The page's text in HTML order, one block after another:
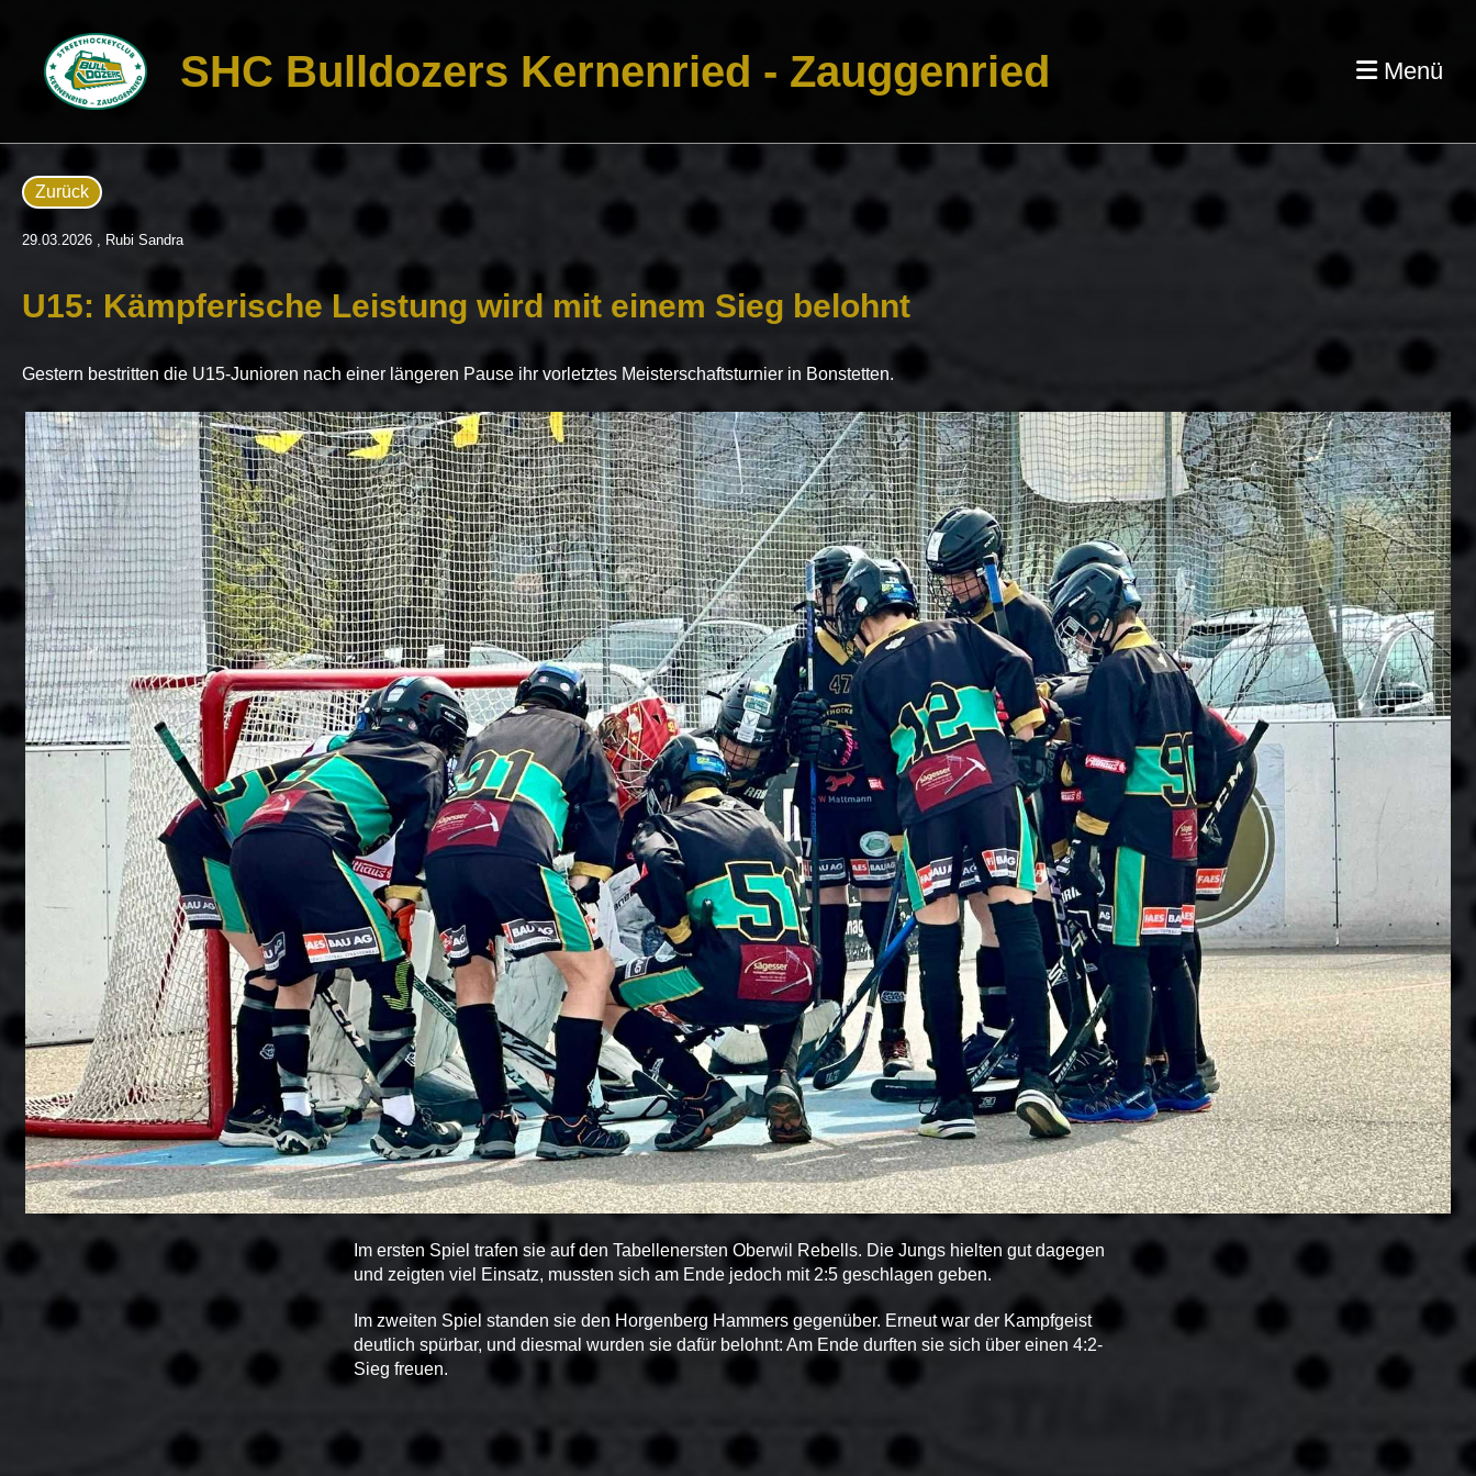
SHC Bulldozers Kernenried - Zauggenried Menü
Zurück
29.03.2026 , Rubi Sandra
U15: Kämpferische Leistung wird mit einem Sieg belohnt
Gestern bestritten die U15-Junioren nach einer längeren Pause ihr vorletztes Meisterschaftsturnier in Bonstetten.
Im ersten Spiel trafen sie auf den Tabellenersten Oberwil Rebells. Die Jungs hielten gut dagegen
und zeigten viel Einsatz, mussten sich am Ende jedoch mit 2:5 geschlagen geben.
Im zweiten Spiel standen sie den Horgenberg Hammers gegenüber. Erneut war der Kampfgeist
deutlich spürbar, und diesmal wurden sie dafür belohnt: Am Ende durften sie sich über einen 4:2-
Sieg freuen.